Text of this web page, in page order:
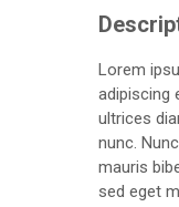
Lorem
adipiscing
ultrices
nunc.
mauris
sed eget